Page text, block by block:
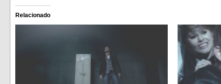
Facebook
(Se
abre
en en
Relacionado